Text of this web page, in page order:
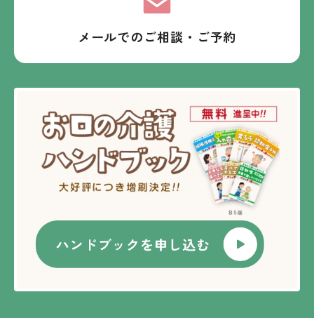
メールでのご相談・ご予約